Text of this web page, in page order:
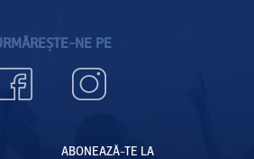
NE PE
ABONEAZĂ-TE LA